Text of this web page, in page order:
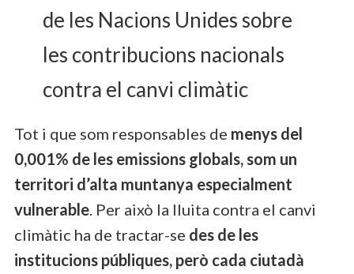
de les Nacions Unides sobre
les contribucions nacionals
contra el canvi climàtic
Tot i que som responsables de menys del
0,001% de les emissions globals, som un
territori d’alta muntanya especialment
vulnerable. Per això la lluita contra el canvi
climàtic ha de tractar-se des de les
institucions públiques, però cada ciutadà